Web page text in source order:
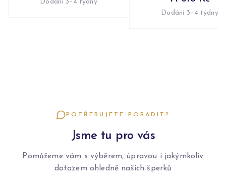
Dodání 3–4 týdny
Dodání 3–4 týdny
POTŘEBUJETE PORADIT?
Jsme tu pro vás
Pomůžeme vám s výběrem, úpravou i jakýmkoliv
dotazem ohledně našich šperků